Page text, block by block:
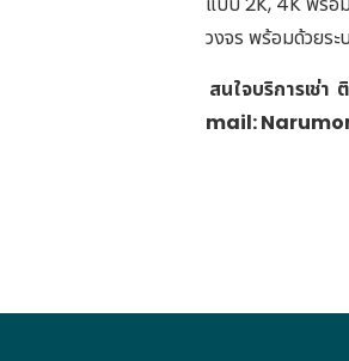
วงจร พร้อมด้วยร
สนใจบริการเช่
mail: